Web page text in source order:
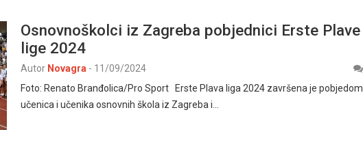
Osnovnoškolci iz Zagreba pobjednici Erste Plave
lige 2024
Autor Novagra - 11/09/2024
Foto: Renato Branđolica/Pro Sport Erste Plava liga 2024 završena je pobjedom
učenica i učenika osnovnih škola iz Zagreba i…